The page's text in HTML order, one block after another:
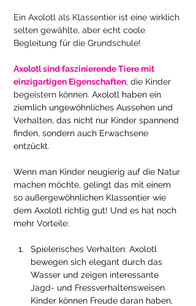
Ein Axolotl als Klassentier ist eine wirklich
selten gewählte, aber echt coole
Begleitung für die Grundschule!
Axolotl sind faszinierende Tiere mit
einzigartigen Eigenschaften, die Kinder
begeistern können. Axolotl haben ein
ziemlich ungewöhnliches Aussehen und
Verhalten, das nicht nur Kinder spannend
finden, sondern auch Erwachsene
entzückt.
Wenn man Kinder neugierig auf die Natur
machen möchte, gelingt das mit einem
so außergewöhnlichen Klassentier wie
dem Axolotl richtig gut! Und es hat noch
mehr Vorteile:
Spielerisches Verhalten: Axolotl
bewegen sich elegant durch das
Wasser und zeigen interessante
Jagd- und Fressverhaltensweisen.
Kinder können Freude daran haben,